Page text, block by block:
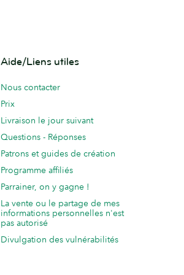
Aide/Liens utiles
Nous contacter
Prix
Livraison le jour suivant
Questions - Réponses
Patrons et guides de création
Programme affiliés
Parrainer, on y gagne !
La vente ou le partage de mes
informations personnelles n'est
pas autorisé
Divulgation des vulnérabilités